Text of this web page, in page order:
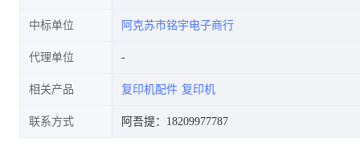
中标单位 阿克苏市铭宇电子商行
代理单位
相关产品 复印机配件 复印机
联系方式 阿吾提：18209977787